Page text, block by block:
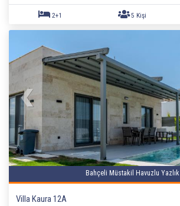
5 Kişi
Bahçeli Müstakil Havuzlu Yazlık
Villa Kaura 12A